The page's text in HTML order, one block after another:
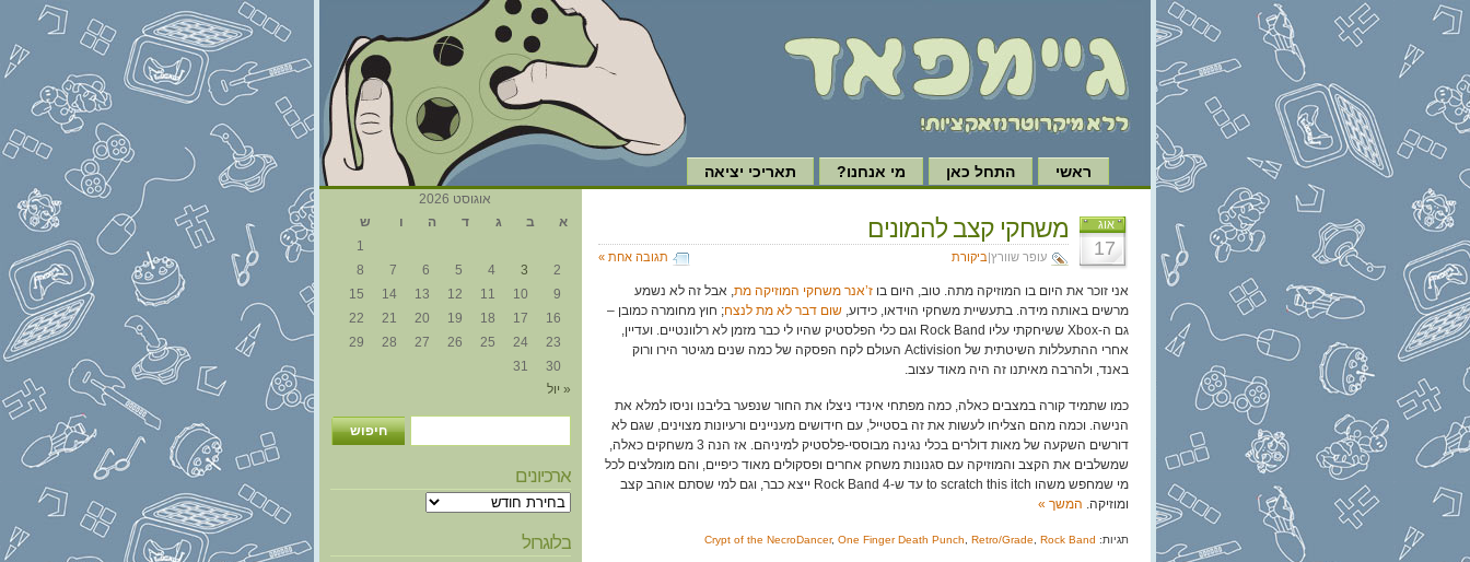
ראשי התחל כאן מי אנחנו? תאריכי יציאה
אוג
17
משחקי קצב להמונים
עופר שוורץ|ביקורת תגובה אחת »
אני זוכר את היום בו המוזיקה מתה. טוב, היום בו ז’אנר משחקי המוזיקה מת, אבל זה לא נשמע
מרשים באותה מידה. בתעשיית משחקי הוידאו, כידוע, שום דבר לא מת לנצח; חוץ מחומרה כמובן –
גם ה-Xbox ששיחקתי עליו Rock Band וגם כלי הפלסטיק שהיו לי כבר מזמן לא רלוונטיים. ועדיין,
אחרי ההתעללות השיטתית של Activision העולם לקח הפסקה של כמה שנים מגיטר הירו ורוק
באנד, ולהרבה מאיתנו זה היה מאוד עצוב.
כמו שתמיד קורה במצבים כאלה, כמה מפתחי אינדי ניצלו את החור שנפער בליבנו וניסו למלא את
הנישה. וכמה מהם הצליחו לעשות את זה בסטייל, עם חידושים מעניינים ורעיונות מצוינים, שגם לא
דורשים השקעה של מאות דולרים בכלי נגינה מבוססי-פלסטיק למיניהם. אז הנה 3 משחקים כאלה,
שמשלבים את הקצב והמוזיקה עם סגנונות משחק אחרים ופסקולים מאוד כיפיים, והם מומלצים לכל
מי שמחפש משהו to scratch this itch עד ש-Rock Band 4 ייצא כבר, וגם למי שסתם אוהב קצב
ומוזיקה. המשך »
תגיות: Crypt of the NecroDancer, One Finger Death Punch Retro/Grade Rock Band
אוגוסט 2026
א
ב ג ד ה ו
ש
1
2
3
4
5
6
7
8
9
10
11
12
13
14
15
16
17
18
19
20
21
22
23
24
25
26
27
28
29
30
31
« יול
ארכיונים
ארכיונים
בלוגרול